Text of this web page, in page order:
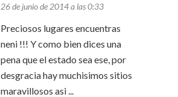
26 de junio de 2014 a las 0:33
Preciosos lugares encuentras
neni !!! Y como bien dices una
pena que el estado sea ese, por
desgracia hay muchisimos sitios
maravillosos asi ...